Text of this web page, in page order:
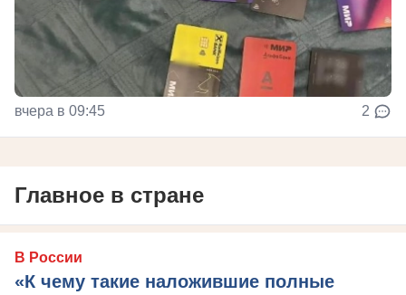
вчера в 09:45 2
Главное в стране
В России
«К чему такие наложившие полные